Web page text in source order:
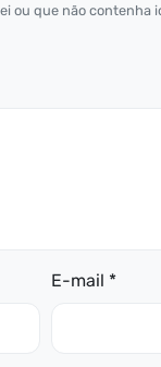
ou que não contenha
E-mail *